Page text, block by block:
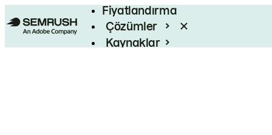
Fiyatlandırma
Çözümler
Kaynaklar